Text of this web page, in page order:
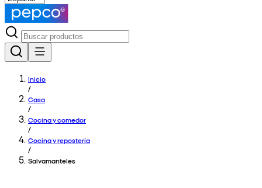
Inicio
/
Casa
/
Cocina y comedor
/
Cocina y repostería
/
Salvamanteles